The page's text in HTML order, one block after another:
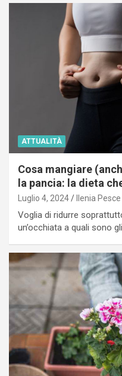
ATTUALITÀ
Cosa mangiare
la pancia: la dieta
Luglio 4, 2024 Ilenia Pesce
Voglia di ridurre
un’occhiata a quali sono